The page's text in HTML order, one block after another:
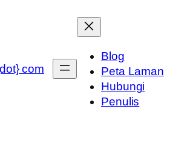
com
Blog
Peta Laman
Hubungi
Penulis